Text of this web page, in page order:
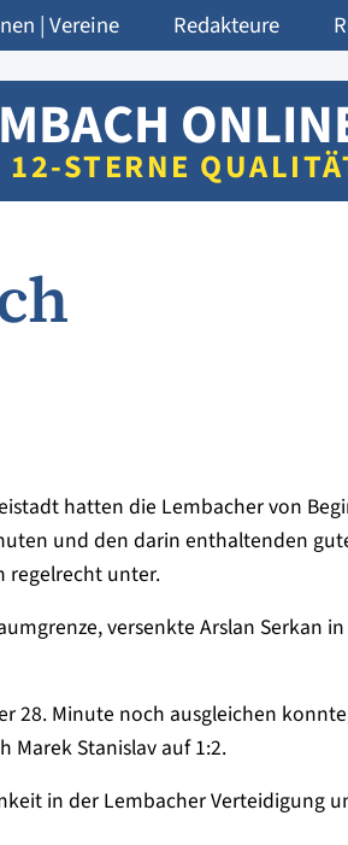
| Vereine Redakteure
STERNE
hatten die Lembacher von
und den darin enthaltenden
regelrecht unter.
versenkte Arslan Serkan
28. Minute noch ausgleichen
Marek Stanislav auf 1:2.
in der Lembacher Verteidigung